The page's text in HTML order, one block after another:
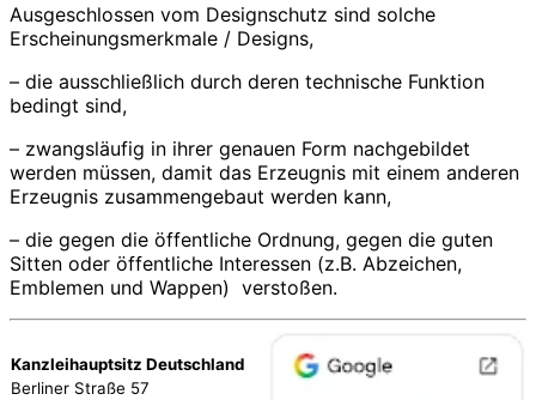
Ausgeschlossen vom Designschutz sind solche
Erscheinungsmerkmale / Designs,
– die ausschließlich durch deren technische Funktion
bedingt sind,
– zwangsläufig in ihrer genauen Form nachgebildet
werden müssen, damit das Erzeugnis mit einem anderen
Erzeugnis zusammengebaut werden kann,
– die gegen die öffentliche Ordnung, gegen die guten
Sitten oder öffentliche Interessen (z.B. Abzeichen,
Emblemen und Wappen) verstoßen.
Kanzleihauptsitz Deutschland
Berliner Straße 57